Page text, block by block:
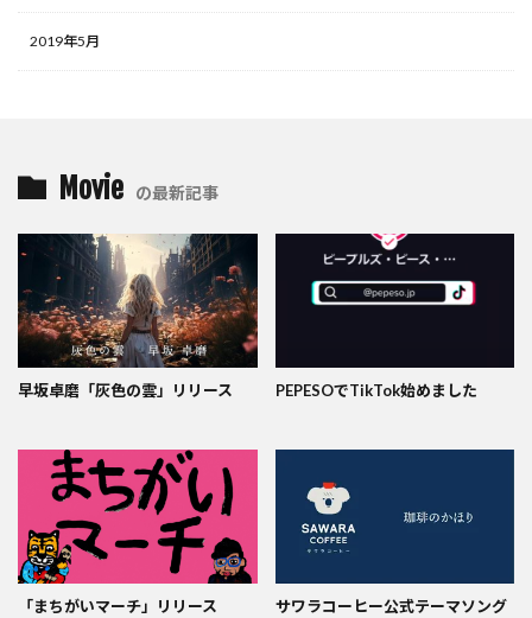
2019年5月
Movie の最新記事
早坂卓磨「灰色の雲」リリース PEPESOでTikTok始めました
「まちがいマーチ」リリース
サワラコーヒー公式テーマソング